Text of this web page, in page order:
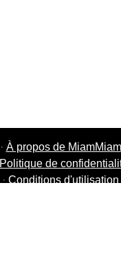
· À propos de MiamMiam
Politique de
· Conditions d'utilisation